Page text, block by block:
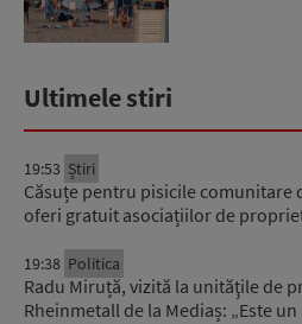
Ultimele stiri
19:53 Știri
Căsuțe pentru pisicile comunitare
oferi gratuit asociațiilor de
19:38 Politica
Radu Miruță, vizită la unităţile de
Rheinmetall de la Mediaș: „Este